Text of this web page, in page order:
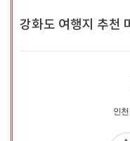
강화도 여행지 추천